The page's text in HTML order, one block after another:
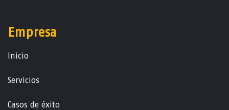
Empresa
Ini​ci​o
Servicios
Casos de éxito